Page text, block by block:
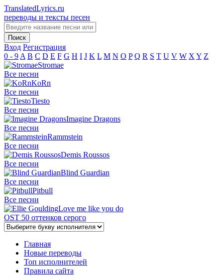
TranslatedLyrics.ru
переводы и тексты песен
Вход Регистрация
0 - 9 A B C D E F G H I J K L M N O P Q R S T U V W X Y Z
Stromae
Все песни
KoRn
Все песни
Tiesto
Все песни
Imagine Dragons
Все песни
Rammstein
Все песни
Demis Roussos
Все песни
Blind Guardian
Все песни
Pitbull
Все песни
Love me like you do
OST 50 оттенков серого
Главная
Новые переводы
Топ исполнителей
Правила сайта